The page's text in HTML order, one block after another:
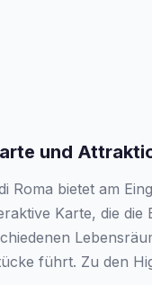
und
Roma bietet am
Karte, die die
führt. Zu den